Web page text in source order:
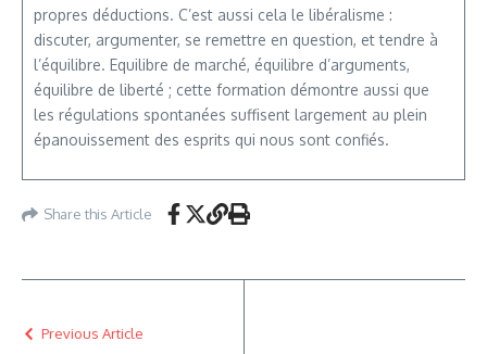
propres déductions. C’est aussi cela le libéralisme :
discuter, argumenter, se remettre en question, et tendre à
l’équilibre. Equilibre de marché, équilibre d’arguments,
équilibre de liberté ; cette formation démontre aussi que
les régulations spontanées suffisent largement au plein
épanouissement des esprits qui nous sont confiés.
Share this Article
Previous Article